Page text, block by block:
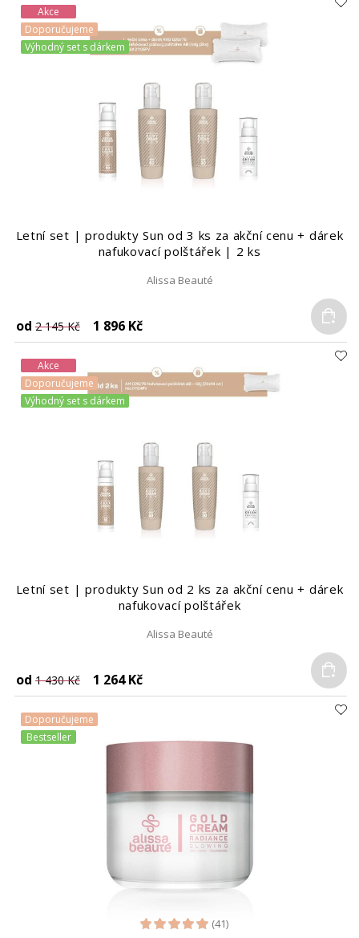
Akce
Doporučujeme
Výhodný set s dárkem
Letní set | produkty Sun od 3 ks za akční cenu + dárek
nafukovací polštářek | 2 ks
Alissa Beauté
od 2 145 Kč 1 896 Kč
Akce
Doporučujeme
Výhodný set s dárkem
Letní set | produkty Sun od 2 ks za akční cenu + dárek
nafukovací polštářek
Alissa Beauté
od 1 430 Kč 1 264 Kč
Doporučujeme
Bestseller
(41)